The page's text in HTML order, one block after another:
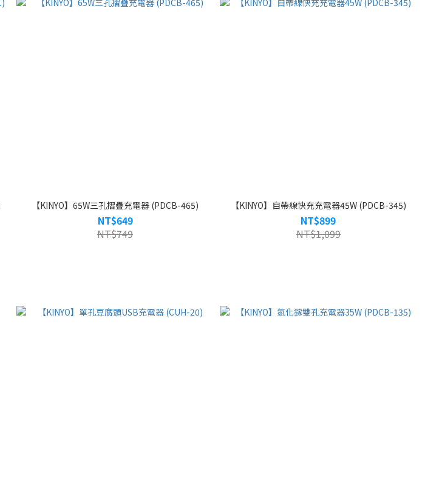
【KINYO】65W三孔摺疊充電器 (PDCB-465)
NT$649
NT$749
【KINYO】自帶線快充充電器45W (PDCB-345)
NT$899
NT$1,099